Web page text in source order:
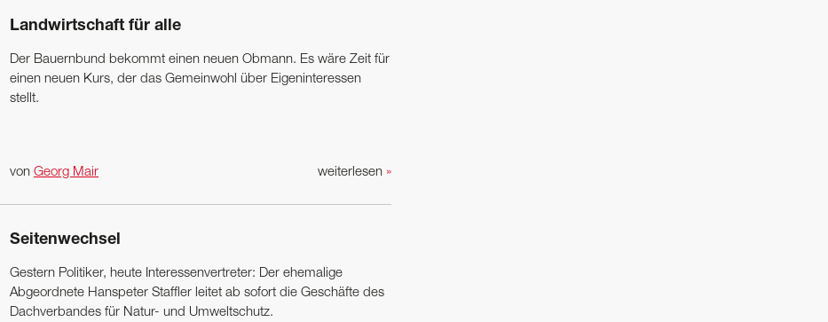
Landwirtschaft für alle
Der Bauernbund bekommt einen neuen Obmann. Es wäre Zeit für
einen neuen Kurs, der das Gemeinwohl über Eigeninteressen
stellt.
weiterlesen »
von Georg Mair
Seitenwechsel
Gestern Politiker, heute Interessenvertreter: Der ehemalige
Abgeordnete Hanspeter ­Staffler leitet ab sofort die Geschäfte des
Dachverbandes für Natur- und Umweltschutz.